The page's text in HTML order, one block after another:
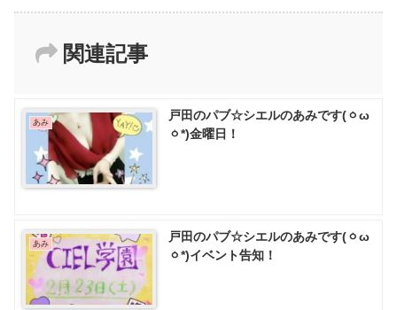
関連記事
あみ
戸田のパブ☆シエルのあみです(ㆁω
ㆁ*)金曜日！
あみ
戸田のパブ☆シエルのあみです(ㆁω
ㆁ*)イベント告知！